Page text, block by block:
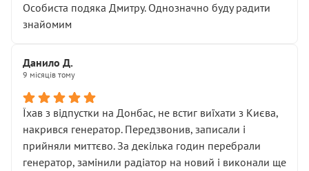
Особиста подяка Дмитру. Однозначно буду радити
знайомим
Данило Д.
9 місяців тому
Їхав з відпустки на Донбас, не встиг виїхати з Києва,
накрився генератор. Передзвонив, записали і
прийняли миттєво. За декілька годин перебрали
генератор, замінили радіатор на новий і виконали ще